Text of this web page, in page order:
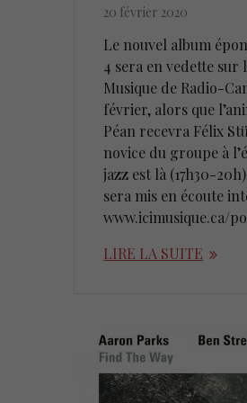
20 février 2020
Le nouvel album
4 sera en vedette sur
Musique de Radio-
février, alors que
Péan recevra Félix
novice du groupe à
jazz est là (17h30-
sera mis en écoute
www.icimusique.ca/
LIRE LA SUITE